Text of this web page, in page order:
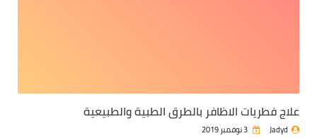
علاج فطريات الاظافر بالطرق الطبية والطبيعية
Jadyd